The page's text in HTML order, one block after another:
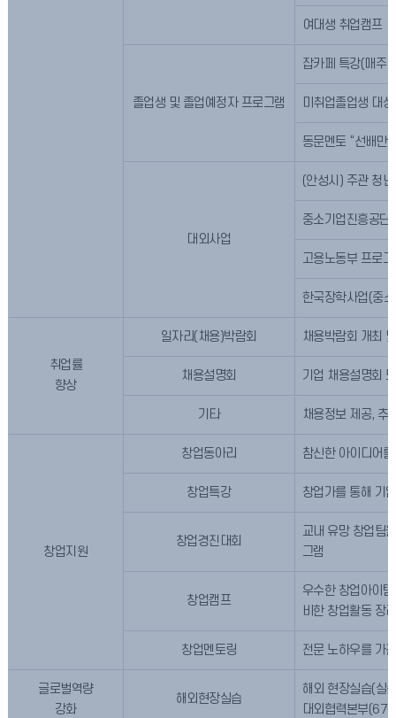
여대생 취업캠프
졸업생 및 졸업예정자 프로그램
잡카페 특강(매주
미취업졸업생 대
동문멘토 “선배만
대외사업
(안성시) 주관 청
중소기업진흥공단
고용노동부 프로
한국장학사업(중
취업률
향상
일자리(채용)박람회 채용박람회 개최
채용설명회 기업 채용설명회
기타 채용정보 제공, 추
창업지원
창업동아리 참신한 아이디어
창업특강 창업가를 통해 기
창업경진대회
교내 유망 창업팀
그램
창업캠프
우수한 창업아이
비한 창업활동 장
창업멘토링 전문 노하우를 가
글로벌역량
강화
해외현장실습
해외 현장실습(실
대외협력본부